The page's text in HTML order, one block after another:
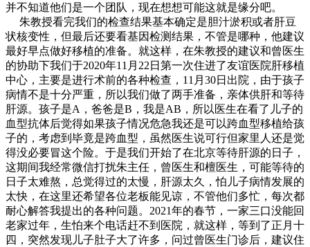
并不知道他们是一个团队，现在想想可能这就是缘分吧。
朱教授看完我们的检查结果基本确定是胆汁淤积或者肝豆
状核变性，但最后还要看基因检测结果，不管是哪种，他建议
最好早点做好移植的准备。就这样，在朱教授的建议和曾医生
的协助下我们于2020年11月22日第一次住进了友谊医院肝移植
中心，主要是进行术前的各种检查，11月30日出院，由于孩子
病情不是十分严重，所以我们做了两手准备，亲体供肝和等待
肝源。孩子是A，爸爸是B，我是AB，所以医生在看了儿子的
血型抗体后觉得如果孩子情况危急我还是可以跨血型移植给孩
子的，考虑到毕竟是跨血型，虽然医生说可行但家里人还是觉
得没必要冒这个险。于是我们开始了在北京等待肝源的日子，
这期间我经常微信打扰朱主任，曾医生和檀医生，可能等待的
日子太难熬，总觉得过的太慢，肝源太久，怕儿子病情发展的
太快，在这里还希望各位老板能见谅，不管他们多忙，每次都
耐心解答我提出的各种问题。2021年的春节，一家三口没能回
老家过年，生怕来个电话赶不到医院，就这样，等到了正月十
四，突然发现儿子肚子大了许多，问过曾医生门诊后，建议住